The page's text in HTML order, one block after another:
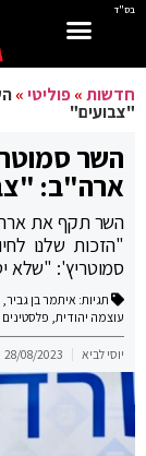
בס"ד
חדשות»פוליטי»
"צבועים"
השר
ארה"ב:
השר תקף את
"הזכות שלנו
סמוטריץ': "שלא
תגיות: איתמר בן גביר,
עוצמה יהודית, פלסטינים
יוסי לביא 28/08/2023